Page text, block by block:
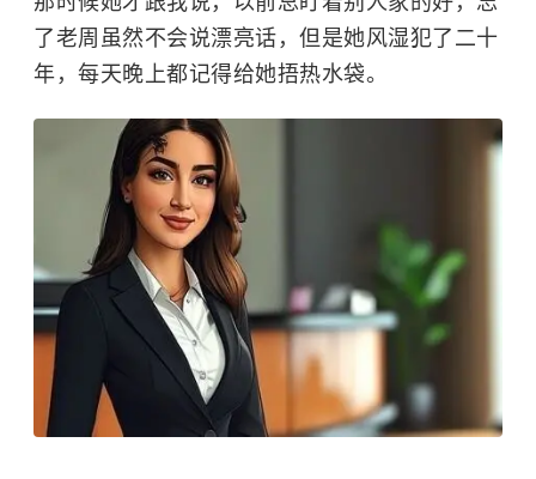
了老周虽然不会说漂亮话，但是她风湿犯了二十
年，每天晚上都记得给她捂热水袋。